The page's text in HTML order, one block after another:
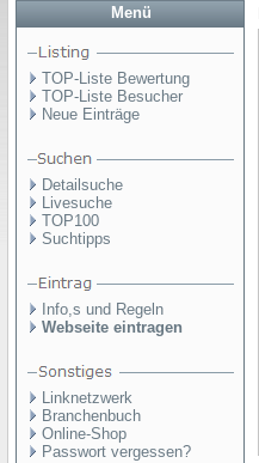
Menü
TOP-Liste Bewertung
TOP-Liste Besucher
Neue Einträge
Detailsuche
Livesuche
TOP100
Suchtipps
Info,s und Regeln
Webseite eintragen
Linknetzwerk
Branchenbuch
Online-Shop
Passwort vergessen?